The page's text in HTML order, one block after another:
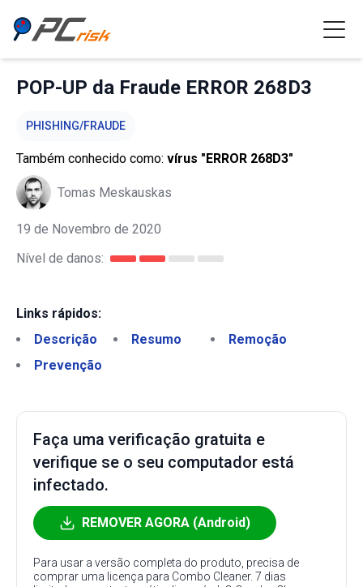
POP-UP da Fraude ERROR 268D3
PHISHING/FRAUDE
Também conhecido como: vírus "ERROR 268D3"
Tomas Meskauskas
19 de Novembro de 2020
Nível de danos:
Links rápidos:
Descrição
Resumo
Remoção
Prevenção
Faça uma verificação gratuita e
verifique se o seu computador está
infectado.
REMOVER AGORA (Android)
Para usar a versão completa do produto, precisa de
comprar uma licença para Combo Cleaner. 7 dias